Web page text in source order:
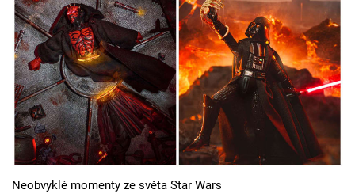
Filmy
Seriály
Hry
Cool Esport
Pořady
Neobvyklé momenty ze světa Star Wars